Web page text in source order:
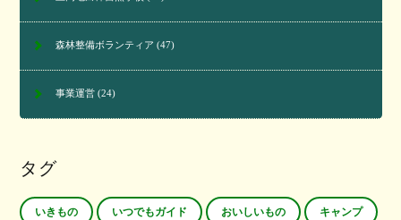
森林整備ボランティア (47)
事業運営(24)
タグ
いきもの いつでもガイド おいしいもの キャンプ